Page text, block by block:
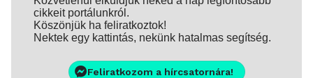
cikkeit portálunkról.
Köszönjük ha feliratkoztok!
Nektek egy kattintás, nekünk hatalmas segítség.
Feliratkozom a hírcsatornára!